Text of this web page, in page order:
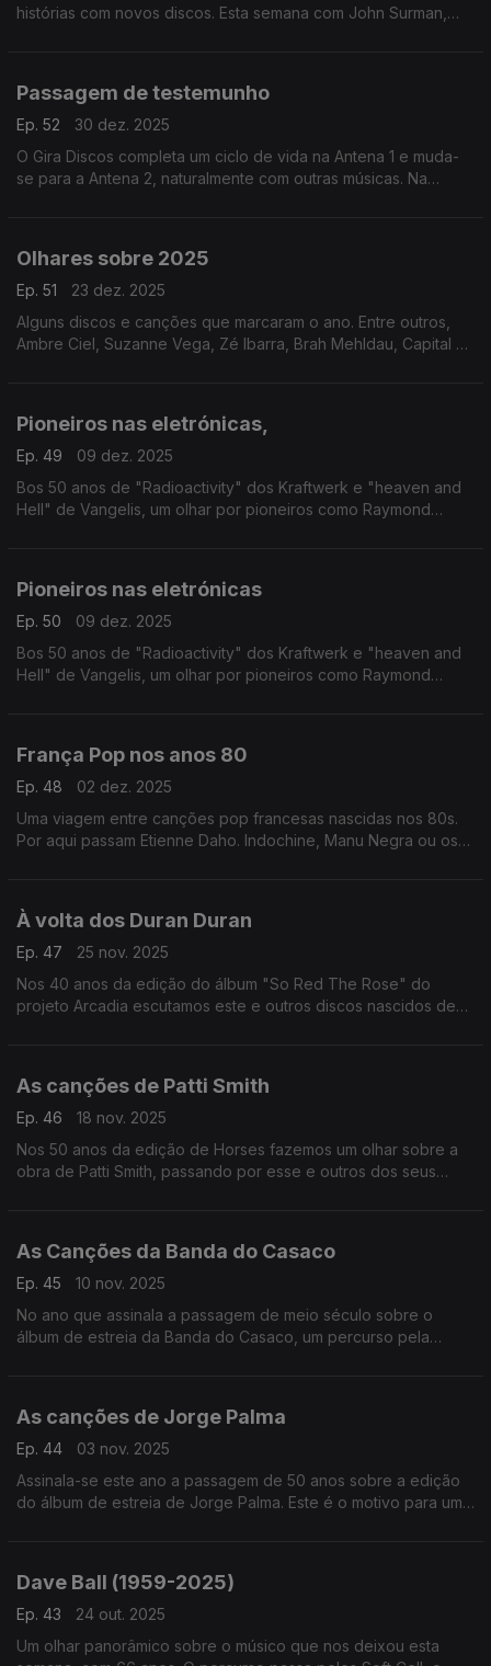
histórias com novos discos. Esta semana com John Surman,
Passagem de testemunho
Ep. 52
30 dez. 2025
O Gira Discos completa um ciclo de vida na Antena 1 e muda-
se para a Antena 2, naturalmente com outras músicas. Na
Olhares sobre 2025
Ep. 51
23 dez. 2025
Alguns discos e canções que marcaram o ano. Entre outros,
Ambre Ciel, Suzanne Vega, Zé Ibarra, Brah Mehldau, Capital da
Pioneiros nas eletrónicas,
Ep. 49
09 dez. 2025
Bos 50 anos de "Radioactivity" dos Kraftwerk e "heaven and
Hell" de Vangelis, um olhar por pioneiros como Raymond
Pioneiros nas eletrónicas
Ep. 50
09 dez. 2025
Bos 50 anos de "Radioactivity" dos Kraftwerk e "heaven and
Hell" de Vangelis, um olhar por pioneiros como Raymond
França Pop nos anos 80
Ep. 48
02 dez. 2025
Uma viagem entre canções pop francesas nascidas nos 80s.
Por aqui passam Etienne Daho. Indochine, Manu Negra ou os
À volta dos Duran Duran
Ep. 47
25 nov. 2025
Nos 40 anos da edição do álbum "So Red The Rose" do
projeto Arcadia escutamos este e outros discos nascidos de
As canções de Patti Smith
Ep. 46
18 nov. 2025
Nos 50 anos da edição de Horses fazemos um olhar sobre a
obra de Patti Smith, passando por esse e outros dos seus
As Canções da Banda do Casaco
Ep. 45
10 nov. 2025
No ano que assinala a passagem de meio século sobre o
álbum de estreia da Banda do Casaco, um percurso pela
As canções de Jorge Palma
Ep. 44
03 nov. 2025
Assinala-se este ano a passagem de 50 anos sobre a edição
do álbum de estreia de Jorge Palma. Este é o motivo para uma
Dave Ball (1959-2025)
Ep. 43
24 out. 2025
Um olhar panorâmico sobre o músico que nos deixou esta